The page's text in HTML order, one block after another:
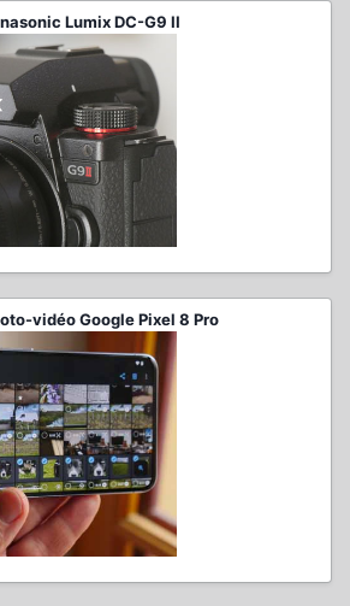
Lumix DC-G9 II
vidéo Google Pixel 8 Pro